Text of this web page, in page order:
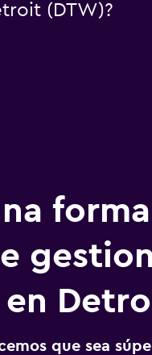
(DTW)?
en
que sea